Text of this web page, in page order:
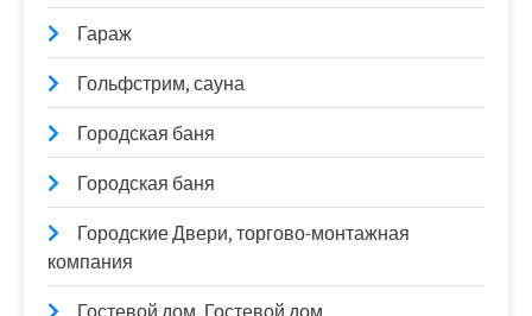
Гараж
Гольфстрим, сауна
Городская баня
Городская баня
Городские Двери, торгово-монтажная
компания